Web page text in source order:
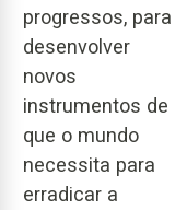
progressos, para
desenvolver
novos
instrumentos de
que o mundo
necessita para
erradicar a